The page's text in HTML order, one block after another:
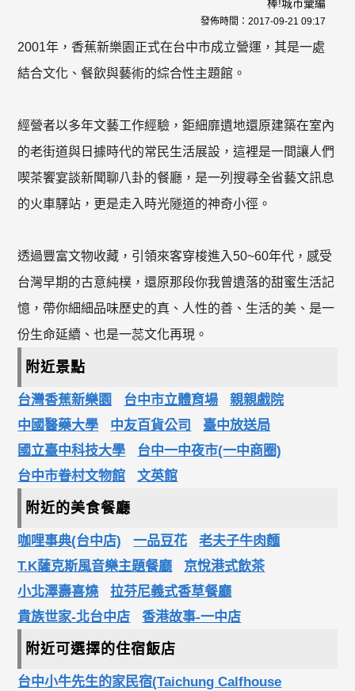
棒!城市彙編
發佈時間： 2017-09-21 09:17
2001年，香蕉新樂園正式在台中市成立營運，其是一處
結合文化、餐飲與藝術的綜合性主題館。
經營者以多年文藝工作經驗，鉅細靡遺地還原建築在室內
的老街道與日據時代的常民生活展設，這裡是一間讓人們
喫茶饗宴談新聞聊八卦的餐廳，是一列搜尋全省藝文訊息
的火車驛站，更是走入時光隧道的神奇小徑。
透過豐富文物收藏，引領來客穿梭進入50~60年代，感受
台灣早期的古意純樸，還原那段你我曾遺落的甜蜜生活記
憶，帶你細細品味歷史的真、人性的善、生活的美、是一
份生命延續、也是一蕊文化再現。
附近景點
台灣香蕉新樂園 台中市立體育場
親親戲院
中國醫藥大學
中友百貨公司
臺中放送局
國立臺中科技大學
台中一中夜市(一中商圈)
台中市眷村文物館
文英館
附近的美食餐廳
咖哩事典(台中店) 一品豆花
老夫子牛肉麵
T.K薩克斯風音樂主題餐廳
京悅港式飲茶
小北澤壽喜燒
拉芬尼義式香草餐廳
貴族世家-北台中店
香港故事-一中店
附近可選擇的住宿飯店
台中小牛先生的家民宿(Taichung Calfhouse